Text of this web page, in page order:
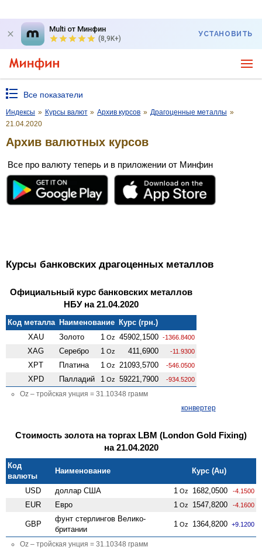
Multi от Минфин
(8,9K+)
УСТАНОВИТЬ
Все показатели
Индексы » Курсы валют » Архив курсов » Драгоценные металлы »
21.04.2020
Архив валютных курсов
Все про валюту теперь и в приложении от Минфин
Курсы банковских драгоценных металлов
Официальный курс банковских металлов
НБУ на 21.04.2020
Код металла Наименование Курс (грн.)
XAU
Золото 1 Oz 45902,1500 -1366.8400
XAG Серебро 1 Oz 411,6900 -11.9300
XPT Платина 1 Oz 21093,5700 -546.0500
XPD Палладий 1 Oz 59221,7900 -934.5200
Oz – тройская унция = 31.10348 грамм
конвертер
Стоимость золота на торгах LBM (London Gold Fixing)
на 21.04.2020
Код
валюты
Наименование Курс (Au)
USD доллар США 1 Oz 1682,0500 -4.1500
EUR Евро 1 Oz 1547,8200 -4.1600
GBP
фунт стерлингов Велико­
британии
1 Oz 1364,8200 +9.1200
Oz – тройская унция = 31.10348 грамм